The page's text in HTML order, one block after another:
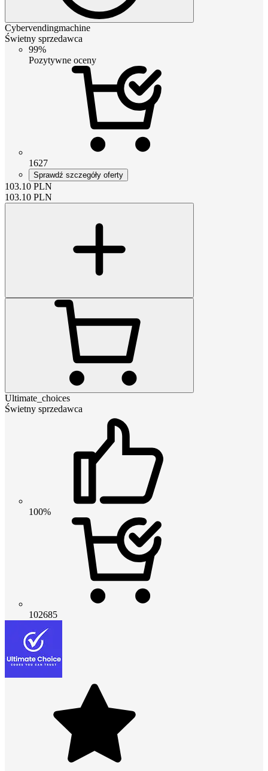
Cybervendingmachine
Świetny sprzedawca
99%
Pozytywne oceny
1627
Sprawdź szczegóły oferty
103.10 PLN
103.10 PLN
Ultimate_choices
Świetny sprzedawca
100%
102685